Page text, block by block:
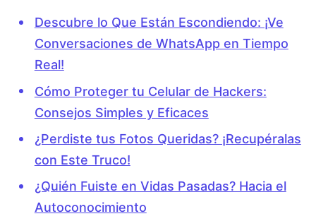
Descubre lo Que Están Escondiendo: ¡Ve
Conversaciones de WhatsApp en Tiempo
Real!
Cómo Proteger tu Celular de Hackers:
Consejos Simples y Eficaces
¿Perdiste tus Fotos Queridas? ¡Recupéralas
con Este Truco!
¿Quién Fuiste en Vidas Pasadas? Hacia el
Autoconocimiento